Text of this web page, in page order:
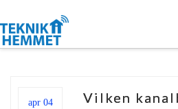
apr 04
Vilken